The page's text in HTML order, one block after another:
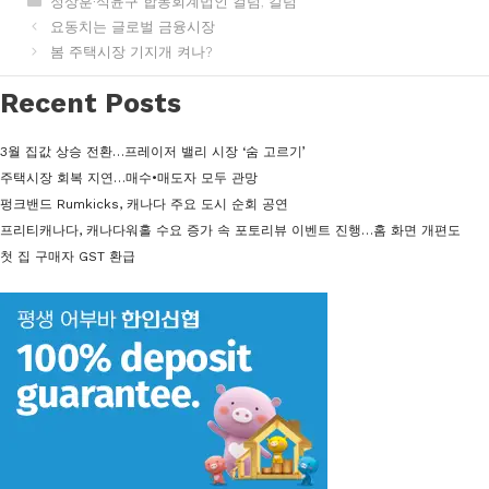
테
리
요동치는 글로벌 금융시장
봄 주택시장 기지개 켜나?
Recent Posts
3월 집값 상승 전환…프레이저 밸리 시장 ‘숨 고르기’
주택시장 회복 지연…매수•매도자 모두 관망
펑크밴드 Rumkicks, 캐나다 주요 도시 순회 공연
프리티캐나다, 캐나다워홀 수요 증가 속 포토리뷰 이벤트 진행…홈 화면 개편도
첫 집 구매자 GST 환급